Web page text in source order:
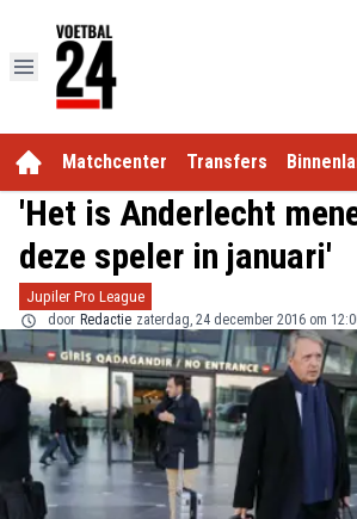
Matchcenter Transfers
'Het is Anderlecht
deze speler in januari'
Jupiler Pro League
door Redactie zaterdag, 24 december 2016 om